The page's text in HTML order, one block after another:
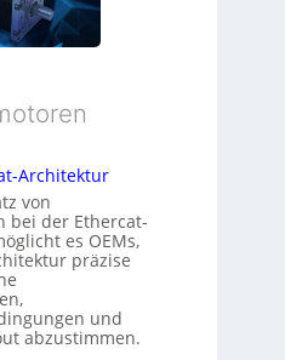
e
Architektur
von
bei der Ethercat-
es OEMs,
präzise
und
abzustimmen.